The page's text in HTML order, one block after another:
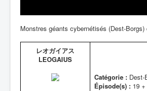
Monstres géants cybernétisés (Dest-
レオガイアス
LEOGAIUS
Catégorie : Dest-
Épisode(s) : 19